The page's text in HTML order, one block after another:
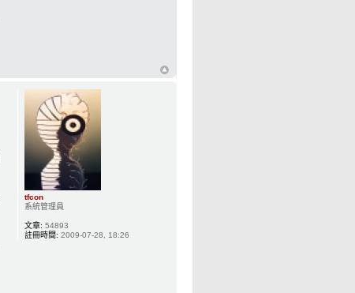
tfcon
系統管理員
文章: 54893
註冊時間: 2009-07-28, 18:26